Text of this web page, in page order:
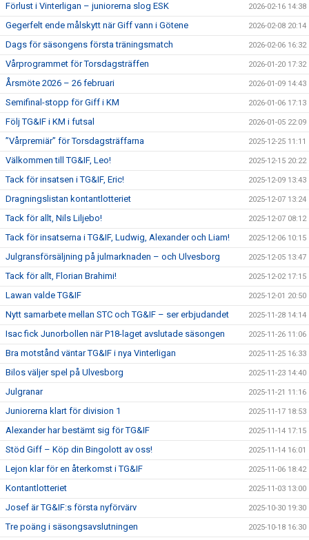
Förlust i Vinterligan – juniorerna slog ESK 2026-02-16 14:38
Gegerfelt ende målskytt när Giff vann i Götene 2026-02-08 20:14
Dags för säsongens första träningsmatch 2026-02-06 16:32
Vårprogrammet för Torsdagsträffen 2026-01-20 17:32
Årsmöte 2026 – 26 februari 2026-01-09 14:43
Semifinal-stopp för Giff i KM 2026-01-06 17:13
Följ TG&IF i KM i futsal 2026-01-05 22:09
”Vårpremiär” för Torsdagsträffarna 2025-12-25 11:11
Välkommen till TG&IF, Leo! 2025-12-15 20:22
Tack för insatsen i TG&IF, Eric! 2025-12-09 13:43
Dragningslistan kontantlotteriet 2025-12-07 13:24
Tack för allt, Nils Liljebo! 2025-12-07 08:12
Tack för insatserna i TG&IF, Ludwig, Alexander och Liam! 2025-12-06 10:15
Julgransförsäljning på julmarknaden – och Ulvesborg 2025-12-05 13:47
Tack för allt, Florian Brahimi! 2025-12-02 17:15
Lawan valde TG&IF 2025-12-01 20:50
Nytt samarbete mellan STC och TG&IF – ser erbjudandet 2025-11-28 14:14
Isac fick Junorbollen när P18-laget avslutade säsongen 2025-11-26 11:06
Bra motstånd väntar TG&IF i nya Vinterligan 2025-11-25 16:33
Bilos väljer spel på Ulvesborg 2025-11-23 14:40
Julgranar 2025-11-21 11:16
Juniorerna klart för division 1 2025-11-17 18:53
Alexander har bestämt sig för TG&IF 2025-11-14 17:15
Stöd Giff – Köp din Bingolott av oss! 2025-11-14 16:01
Lejon klar för en återkomst i TG&IF 2025-11-06 18:42
Kontantlotteriet 2025-11-03 13:00
Josef är TG&IF:s första nyförvärv 2025-10-30 19:30
Tre poäng i säsongsavslutningen 2025-10-18 16:30